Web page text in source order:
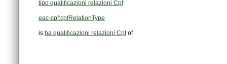
tipo qualificazioni relazioni Cpf
eac-cpf:cpfRelationType
is ha qualificazioni relazioni Cpfof